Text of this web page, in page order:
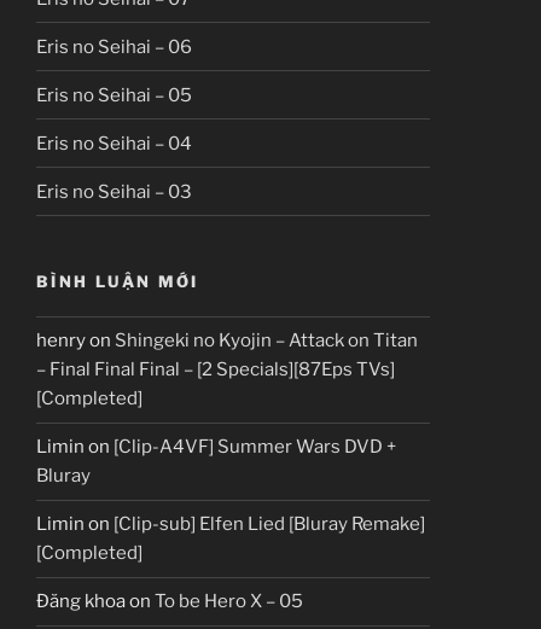
Eris no Seihai – 06
Eris no Seihai – 05
Eris no Seihai – 04
Eris no Seihai – 03
BÌNH LUẬN MỚI
henryon Shingeki no Kyojin – Attack on Titan
– Final Final Final – [2 Specials][87Eps TVs]
[Completed]
Limin on [Clip-A4VF] Summer Wars DVD +
Bluray
Limin on [Clip-sub] Elfen Lied [Bluray Remake]
[Completed]
Đăng khoaon To be Hero X – 05